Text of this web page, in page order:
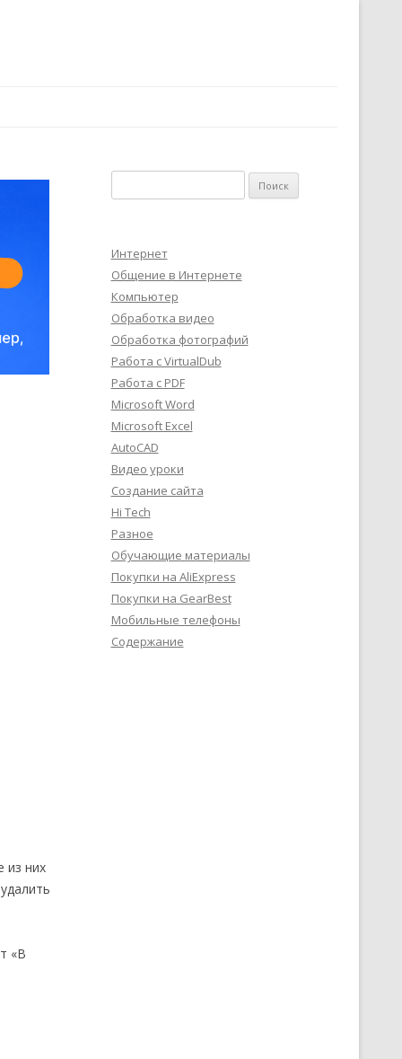
из них
«В
Интернет
Общение в Интернете
Компьютер
Обработка видео
Обработка фотографий
Работа с VirtualDub
Работа с PDF
Microsoft Word
Microsoft Excel
AutoCAD
Видео уроки
Создание сайта
Hi Tech
Разное
Обучающие материалы
Покупки на AliExpress
Покупки на GearBest
Мобильные телефоны
Содержание